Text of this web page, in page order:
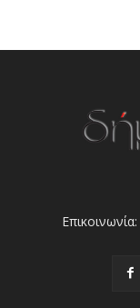
Επικοινωνία: